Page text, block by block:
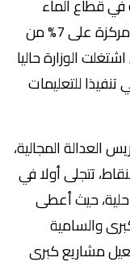
في قطاع الماء
تتمثل في كون 53% من الواردات المائية مركزة على 7% من
الوزارة حاليا
للتعليمات
العدالة المجالية،
تتجلى أولا في
حيث أعطى
والسامية
مشاريع كبرى